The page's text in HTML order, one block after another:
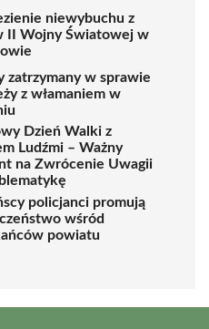
niewybuchu z
II Wojny Światowej w
zatrzymany w sprawie
z włamaniem w
Dzień Walki z
Ludźmi – Ważny
na Zwrócenie Uwagii
policjanci promują
wśród
powiatu